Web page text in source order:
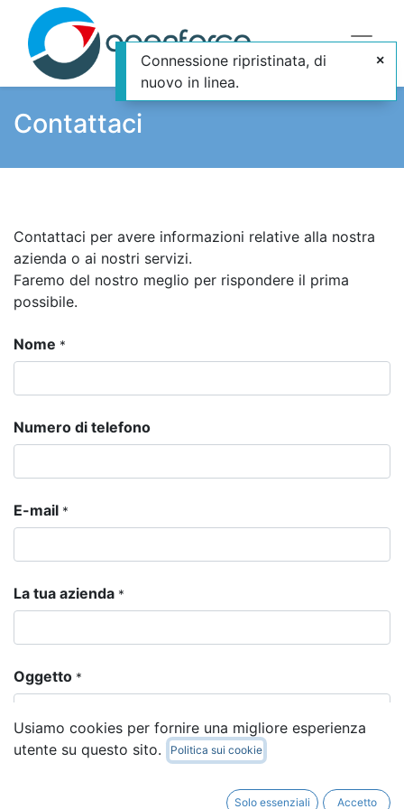
Contattaci
Contattaci per avere informazioni relative alla nostra
azienda o ai nostri servizi.
Faremo del nostro meglio per rispondere il prima
possibile.
Nome *
Numero di telefono
E-mail *
La tua azienda *
Oggetto *
La tua domanda
Usiamo cookies per fornire una migliore esperienza
utente su questo sito.
Politica sui cookie
Solo essenziali Accetto
Connessione ripristinata, di
nuovo in linea.